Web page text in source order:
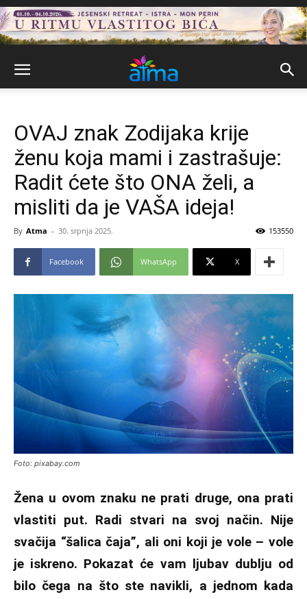
OVAJ znak Zodijaka krije
ženu koja mami i zastrašuje:
Radit ćete što ONA želi, a
misliti da je VAŠA ideja!
By Atma - 30. srpnja 2025. 153550
Facebook WhatsApp X
Foto: pixabay.com
Žena u ovom znaku ne prati druge, ona prati
vlastiti put. Radi stvari na svoj način. Nije
svačija “šalica čaja”, ali oni koji je vole – vole
je iskreno. Pokazat će vam ljubav dublju od
bilo čega na što ste navikli, a jednom kada